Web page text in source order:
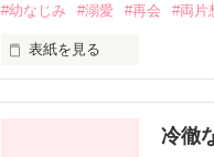
#幼なじみ #溺愛 #再会 #両片
表紙を見る
冷徹